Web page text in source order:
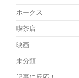
ホークス
喫茶店
映画
未分類